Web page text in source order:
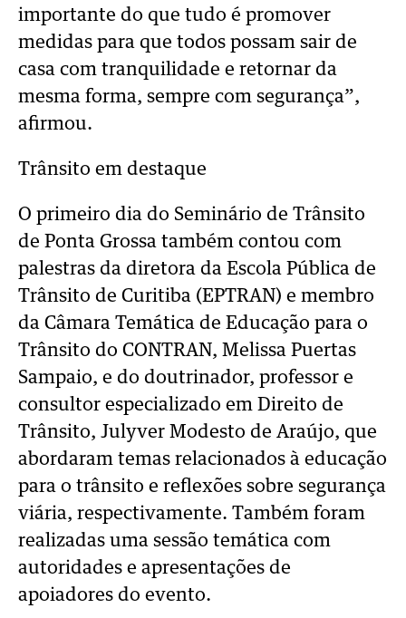
importante do que tudo é promover
medidas para que todos possam sair de
casa com tranquilidade e retornar da
mesma forma, sempre com segurança”,
afirmou.
Trânsito em destaque
O primeiro dia do Seminário de Trânsito
de Ponta Grossa também contou com
palestras da diretora da Escola Pública de
Trânsito de Curitiba (EPTRAN) e membro
da Câmara Temática de Educação para o
Trânsito do CONTRAN, Melissa Puertas
Sampaio, e do doutrinador, professor e
consultor especializado em Direito de
Trânsito, Julyver Modesto de Araújo, que
abordaram temas relacionados à educação
para o trânsito e reflexões sobre segurança
viária, respectivamente. Também foram
realizadas uma sessão temática com
autoridades e apresentações de
apoiadores do evento.